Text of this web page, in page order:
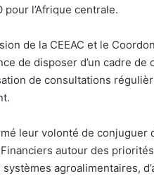
pour l’Afrique centrale.
de la CEEAC et le
de disposer d’un cadre
de consultations
leur volonté de
autour des
agroalimentaires,